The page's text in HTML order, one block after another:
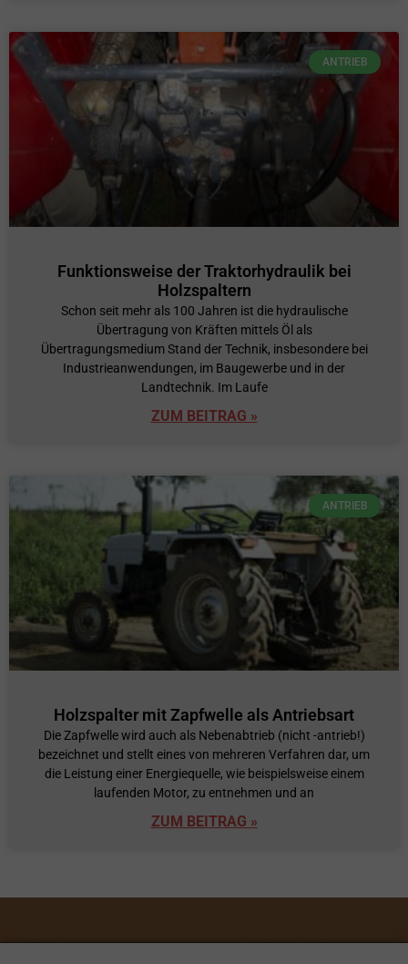
ANTRIEB
Funktionsweise der Traktorhydraulik bei
Holzspaltern
Schon seit mehr als 100 Jahren ist die hydraulische
Übertragung von Kräften mittels Öl als
Übertragungsmedium Stand der Technik, insbesondere bei
Industrieanwendungen, im Baugewerbe und in der
Landtechnik. Im Laufe
ZUM BEITRAG »
ANTRIEB
Holzspalter mit Zapfwelle als Antriebsart
Die Zapfwelle wird auch als Nebenabtrieb (nicht -antrieb!)
bezeichnet und stellt eines von mehreren Verfahren dar, um
die Leistung einer Energiequelle, wie beispielsweise einem
laufenden Motor, zu entnehmen und an
ZUM BEITRAG »